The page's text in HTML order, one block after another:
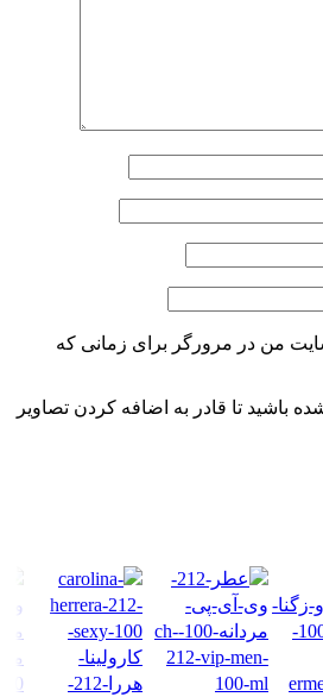
من در مرورگر برای زمانی که
باشید تا قادر به اضافه کردن تصاویر